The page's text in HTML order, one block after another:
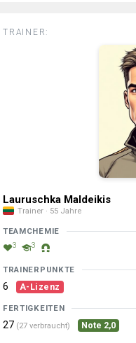
TRAINER:
Lauruschka Maldeikis
Trainer · 55 Jahre
TEAMCHEMIE
3 3
TRAINERPUNKTE
6 A-Lizenz
FERTIGKEITEN
27 (27 verbraucht) Note 2,0